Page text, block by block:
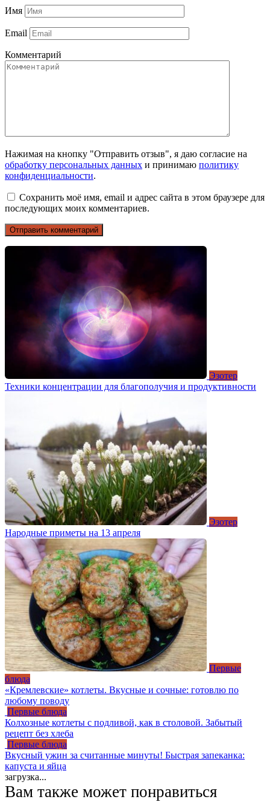
Имя
Email
Комментарий
Нажимая на кнопку "Отправить отзыв", я даю согласие на
обработку персональных данных и принимаю политику
конфиденциальности.
Сохранить моё имя, email и адрес сайта в этом браузере для
последующих моих комментариев.
Эзотер
Техники концентрации для благополучия и продуктивности
Эзотер
Народные приметы на 13 апреля
Первые
блюда
«Кремлевские» котлеты. Вкусные и сочные: готовлю по
любому поводу
Первые блюда
Колхозные котлеты с подливой, как в столовой. Забытый
рецепт без хлеба
Первые блюда
Вкусный ужин за считанные минуты! Быстрая запеканка:
капуста и яйца
загрузка...
Вам также может понравиться